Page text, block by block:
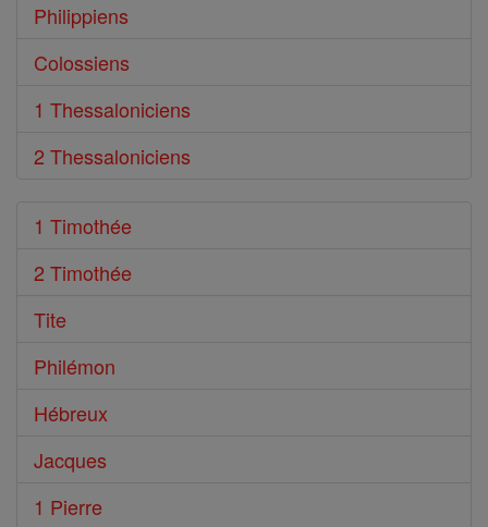
Philippiens
Colossiens
1 Thessaloniciens
2 Thessaloniciens
1 Timothée
2 Timothée
Tite
Philémon
Hébreux
Jacques
1 Pierre